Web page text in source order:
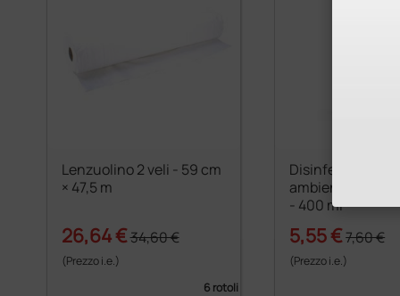
Lenzuolino 2 veli - 59 cm
× 47,5 m
26,64 €34,60 €
(Prezzo i.e.)
6 rotoli
Disinfettante per
ambienti
- 400 ml
5,55 €7,60 €
(Prezzo i.e.)